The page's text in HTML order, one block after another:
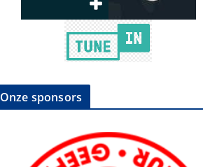
Onze sponsors